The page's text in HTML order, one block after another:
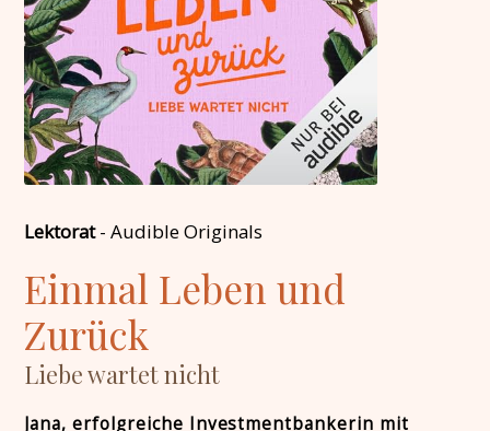
Lektorat-Audible Originals
Einmal Leben und
Zurück
Liebe wartet nicht
Jana, erfolgreiche Investmentbankerin mit